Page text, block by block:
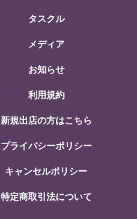
タスクル
メディア
お知らせ
利用規約
新規出店の方はこちら
プライバシーポリシー
キャンセルポリシー
特定商取引法について